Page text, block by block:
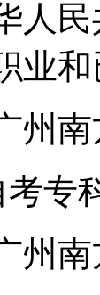
人
业
州
考专
州